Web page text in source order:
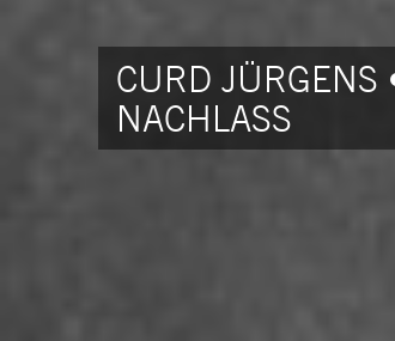
CURD JÜRGENS
NACHLASS